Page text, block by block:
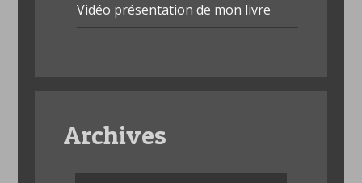
Vidéo présentation de mon livre
Archives
Archives